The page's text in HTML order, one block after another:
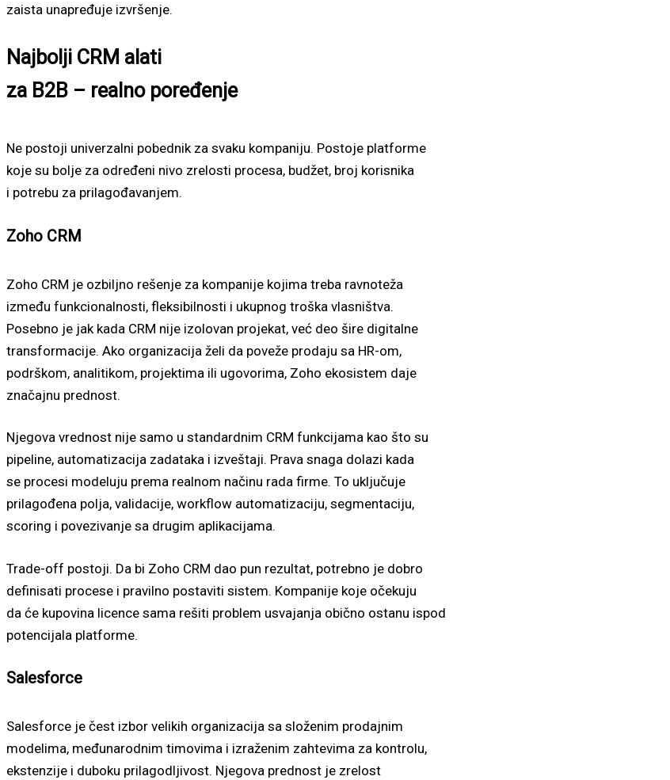
zaista unapređuje izvršenje.
Najbolji CRM alati
za B2B – realno poređenje
Ne postoji univerzalni pobednik za svaku kompaniju. Postoje platforme
koje su bolje za određeni nivo zrelosti procesa, budžet, broj korisnika
i potrebu za prilagođavanjem.
Zoho CRM
Zoho CRM je ozbiljno rešenje za kompanije kojima treba ravnoteža
između funkcionalnosti, fleksibilnosti i ukupnog troška vlasništva.
Posebno je jak kada CRM nije izolovan projekat, već deo šire digitalne
transformacije. Ako organizacija želi da poveže prodaju sa HR-om,
podrškom, analitikom, projektima ili ugovorima, Zoho ekosistem daje
značajnu prednost.
Njegova vrednost nije samo u standardnim CRM funkcijama kao što su
pipeline, automatizacija zadataka i izveštaji. Prava snaga dolazi kada
se procesi modeluju prema realnom načinu rada firme. To uključuje
prilagođena polja, validacije, workflow automatizaciju, segmentaciju,
scoring i povezivanje sa drugim aplikacijama.
Trade-off postoji. Da bi Zoho CRM dao pun rezultat, potrebno je dobro
definisati procese i pravilno postaviti sistem. Kompanije koje očekuju
da će kupovina licence sama rešiti problem usvajanja obično ostanu ispod
potencijala platforme.
Salesforce
Salesforce je čest izbor velikih organizacija sa složenim prodajnim
modelima, međunarodnim timovima i izraženim zahtevima za kontrolu,
ekstenzije i duboku prilagodljivost. Njegova prednost je zrelost